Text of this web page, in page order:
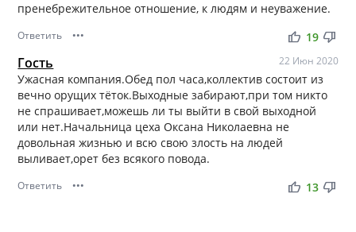
пренебрежительное отношение, к людям и неуважение.
Ответить ••• thumb_up thumb_down
19
Гость 22 Июн 2020
Ужасная компания.Обед пол часа,коллектив состоит из
вечно орущих тёток.Выходные забирают,при том никто
не спрашивает,можешь ли ты выйти в свой выходной
или нет.Начальница цеха Оксана Николаевна не
довольная жизнью и всю свою злость на людей
выливает,орет без всякого повода.
Ответить ••• thumb_up thumb_down
13